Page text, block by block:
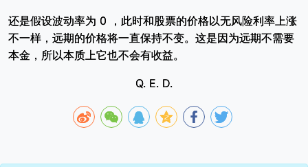
还是假设波动率为 0 ，此时和股票的价格以无风险利率上涨
不一样，远期的价格将一直保持不变。这是因为远期不需要
本金，所以本质上它也不会有收益。
Q. E. D.